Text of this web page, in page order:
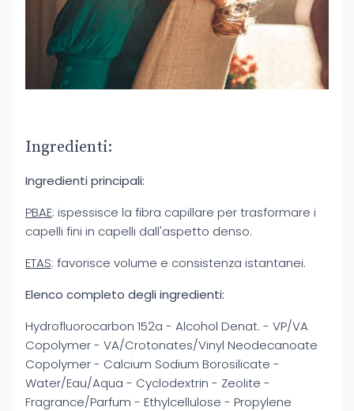
Ingredienti:
Ingredienti principali:
PBAE: ispessisce la fibra capillare per trasformare i
capelli fini in capelli dall'aspetto denso.
ETAS: favorisce volume e consistenza istantanei.
Elenco completo degli ingredienti:
Hydrofluorocarbon 152a - Alcohol Denat. - VP/VA
Copolymer - VA/Crotonates/Vinyl Neodecanoate
Copolymer - Calcium Sodium Borosilicate -
Water/Eau/Aqua - Cyclodextrin - Zeolite -
Fragrance/Parfum - Ethylcellulose - Propylene